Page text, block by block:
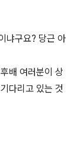
냐구요? 당근 아
배 여러분이 상
다리고 있는 것